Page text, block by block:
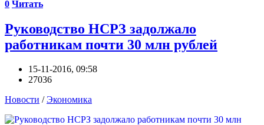
0 Читать
Руководство НСРЗ задолжало
работникам почти 30 млн рублей
15-11-2016, 09:58
27036
Новости /Экономика